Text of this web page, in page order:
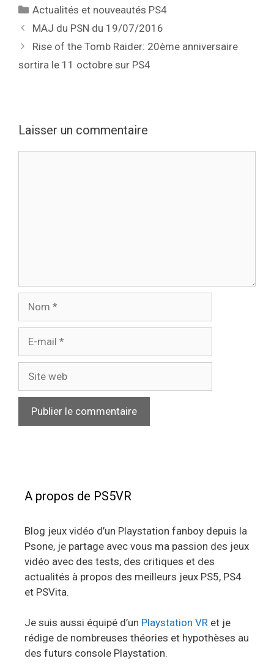
Catégories
Actualités et nouveautés PS4
MAJ du PSN du 19/07/2016
Rise of the Tomb Raider: 20ème anniversaire
sortira le 11 octobre sur PS4
Laisser un commentaire
mail
web
A propos de PS5VR
Blog jeux vidéo d’un Playstation fanboy depuis la
Psone, je partage avec vous ma passion des jeux
vidéo avec des tests, des critiques et des
actualités à propos des meilleurs jeux PS5, PS4
et PSVita.
Je suis aussi équipé d’un Playstation VR et je
rédige de nombreuses théories et hypothèses au
des futurs console Playstation.